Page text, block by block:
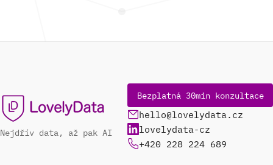
Nejdřív data, až pak AI
Bezplatná 30min konzultace
hello@lovelydata.cz
lovelydata-cz
+420 228 224 689